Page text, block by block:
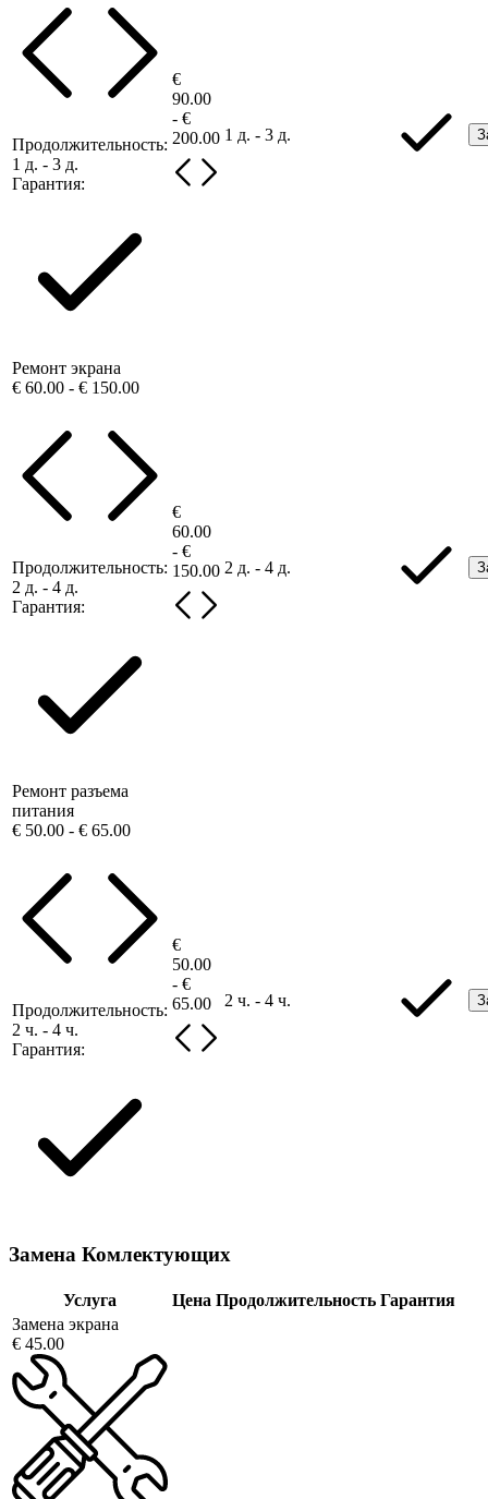
Продолжительность:
1 д. - 3 д.
Гарантия:
€
90.00
- €
200.00 1 д. - 3 д.
Ремонт экрана
€ 60.00 - € 150.00
Продолжительность:
2 д. - 4 д.
Гарантия:
€
60.00
- €
150.00 2 д. - 4 д.
Ремонт разъема
питания
€ 50.00 - € 65.00
Продолжительность:
2 ч. - 4 ч.
Гарантия:
€
50.00
- €
65.00
2 ч. - 4 ч.
Замена Комлектующих
Услуга Цена Продолжительность Гарантия
Замена экрана
€ 45.00